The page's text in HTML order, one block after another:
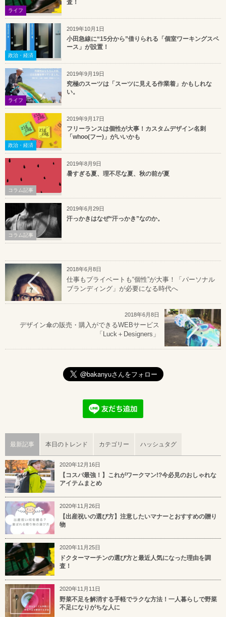
ライフ
査！
2019年10月1日
政治・経済
小田急線に“15分から”借りられる「個室ワーキングスペ
ース」が設置！
2019年9月19日
ライフ
究極のスーツは「スーツに見える作業着」かもしれな
い。
2019年9月17日
政治・経済
フリーランスは個性が大事！カスタムデザイン名刺
「whoo(フー)」がいいかも
2019年8月9日
コラム記事
暑すぎる夏、理不尽な夏、秋の前が夏
2019年6月29日
コラム記事
汗っかきはなぜ“汗っかき”なのか。
2018年6月8日
仕事もプライベートも“個性”が大事！「パーソナル
ブランディング」が必要になる時代へ
2018年6月8日
デザイン傘の販売・購入ができるWEBサービス
「Luck＋Designers」
最新記事 本日のトレンド カテゴリー ハッシュタグ
2020年12月16日
【コスパ最強！】これがワークマン!?今必見のおしゃれな
アイテムまとめ
2020年11月26日
【出産祝いの選び方】注意したいマナーとおすすめの贈り
物
2020年11月25日
ドクターマーチンの選び方と最近人気になった理由を調
査！
2020年11月11日
野菜不足を解消する手軽でラクな方法！一人暮らしで野菜
不足になりがちな人に